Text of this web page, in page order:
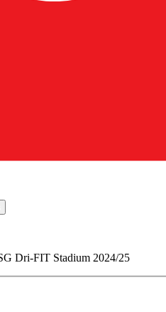
Dri-FIT Stadium 2024/25